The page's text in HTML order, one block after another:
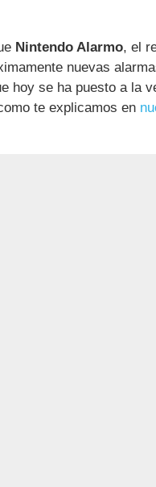
Nintendo Alarmo, el
nuevas
hoy se ha puesto a la
te explicamos en